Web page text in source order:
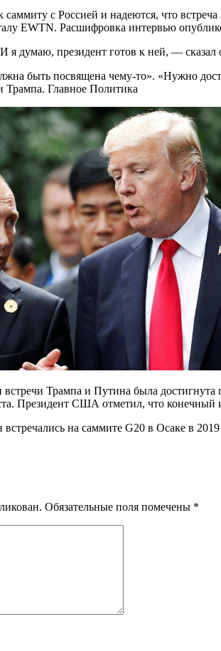
с Россией и надеются, что
EWTN. Расшифровка интервью
И я думаю, президент готов к ней, —
быть посвящена чему-то». «Нужно
Трампа. Главное Политика
Трампа и Путина была
Президент США отметил, что конечный
на саммите G20 в Осаке в
Обязательные поля помечены *